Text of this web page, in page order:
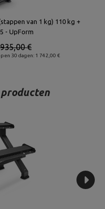
van 1 kg) 110 kg +
- UpForm
30 dagen: 1 742,00 €
€